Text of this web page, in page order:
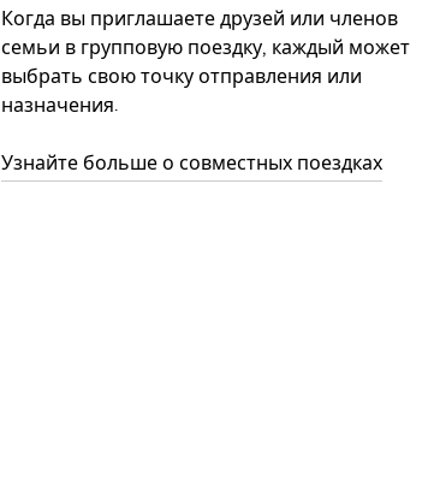
Когда вы приглашаете друзей или членов
семьи в групповую поездку, каждый может
выбрать свою точку отправления или
назначения.
Узнайте больше о совместных поездках